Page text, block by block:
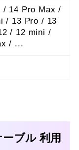
/ 14 Pro Max /
/ 13 Pro / 13
/ 12 mini /
/ ...
ブル 利用